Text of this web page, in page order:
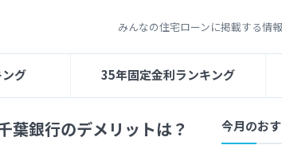
みんなの住宅ローンに掲載する情
グ 35年固定金利ランキング
葉銀行のデメリットは？ 今月のお